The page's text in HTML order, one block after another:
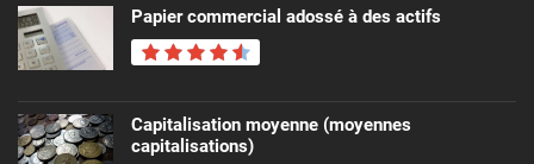
Papier commercial adossé à des actifs
Capitalisation moyenne (moyennes
capitalisations)